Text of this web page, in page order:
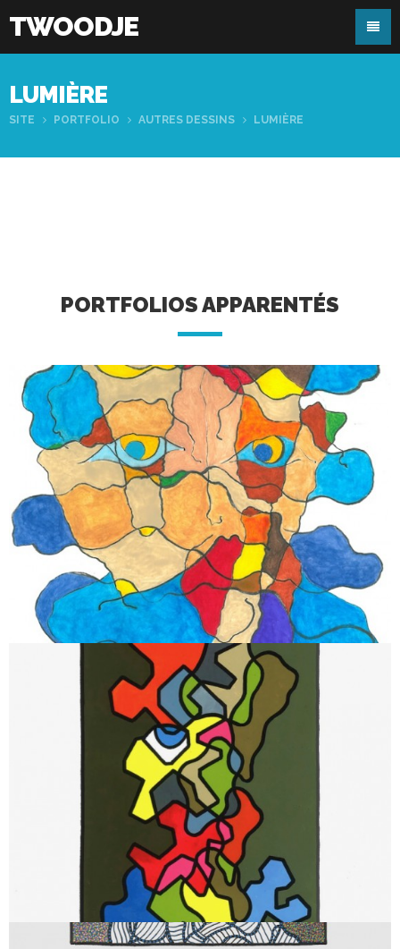
TWOODJE
LUMIÈRE
SITE PORTFOLIO AUTRES DESSINS LUMIÈRE
PORTFOLIOS APPARENTÉS